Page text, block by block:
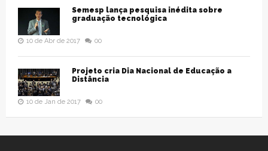
Semesp lança pesquisa inédita sobre
graduação tecnológica
10 de Abr de 2017 00
Projeto cria Dia Nacional de Educação a
Distância
10 de Jan de 2017 00